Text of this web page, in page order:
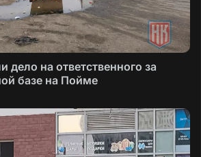
дело на ответственного за
базе на Пойме